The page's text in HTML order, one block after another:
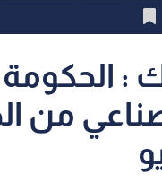
:
من